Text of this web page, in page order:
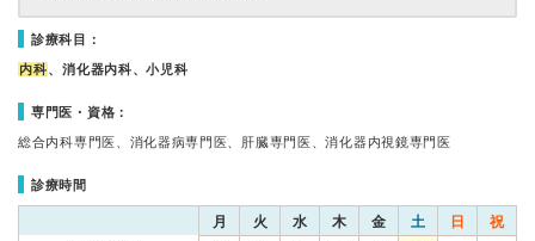
診療科目：
内科、消化器内科、小児科
専門医・資格：
総合内科専門医、消化器病専門医、肝臓専門医、消化器内視鏡専門医
診療時間
月 火 水 木 金 土 日 祝